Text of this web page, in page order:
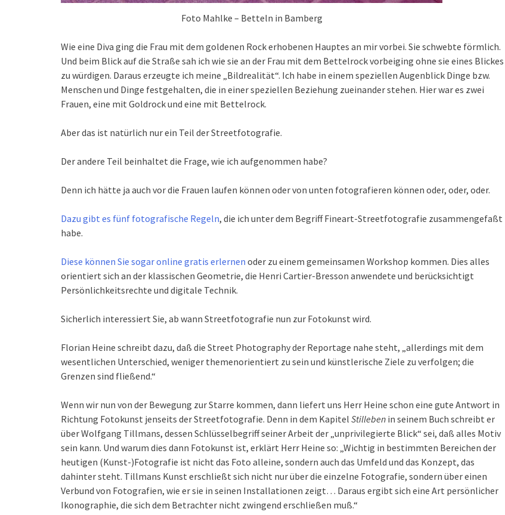
Foto Mahlke – Betteln in Bamberg
Wie eine Diva ging die Frau mit dem goldenen Rock erhobenen Hauptes an mir vorbei. Sie schwebte förmlich.
Und beim Blick auf die Straße sah ich wie sie an der Frau mit dem Bettelrock vorbeiging ohne sie eines Blickes
zu würdigen. Daraus erzeugte ich meine „Bildrealität“. Ich habe in einem speziellen Augenblick Dinge bzw.
Menschen und Dinge festgehalten, die in einer speziellen Beziehung zueinander stehen. Hier war es zwei
Frauen, eine mit Goldrock und eine mit Bettelrock.
Aber das ist natürlich nur ein Teil der Streetfotografie.
Der andere Teil beinhaltet die Frage, wie ich aufgenommen habe?
Denn ich hätte ja auch vor die Frauen laufen können oder von unten fotografieren können oder, oder, oder.
Dazu gibt es fünf fotografische Regeln, die ich unter dem Begriff Fineart-Streetfotografie zusammengefaßt
habe.
Diese können Sie sogar online gratis erlernen oder zu einem gemeinsamen Workshop kommen. Dies alles
orientiert sich an der klassischen Geometrie, die Henri Cartier-Bresson anwendete und berücksichtigt
Persönlichkeitsrechte und digitale Technik.
Sicherlich interessiert Sie, ab wann Streetfotografie nun zur Fotokunst wird.
Florian Heine schreibt dazu, daß die Street Photography der Reportage nahe steht, „allerdings mit dem
wesentlichen Unterschied, weniger themenorientiert zu sein und künstlerische Ziele zu verfolgen; die
Grenzen sind fließend.“
Wenn wir nun von der Bewegung zur Starre kommen, dann liefert uns Herr Heine schon eine gute Antwort in
Richtung Fotokunst jenseits der Streetfotografie. Denn in dem Kapitel Stilleben in seinem Buch schreibt er
über Wolfgang Tillmans, dessen Schlüsselbegriff seiner Arbeit der „unprivilegierte Blick“ sei, daß alles Motiv
sein kann. Und warum dies dann Fotokunst ist, erklärt Herr Heine so: „Wichtig in bestimmten Bereichen der
heutigen (Kunst-)Fotografie ist nicht das Foto alleine, sondern auch das Umfeld und das Konzept, das
dahinter steht. Tillmans Kunst erschließt sich nicht nur über die einzelne Fotografie, sondern über einen
Verbund von Fotografien, wie er sie in seinen Installationen zeigt… Daraus ergibt sich eine Art persönlicher
Ikonographie, die sich dem Betrachter nicht zwingend erschließen muß.“